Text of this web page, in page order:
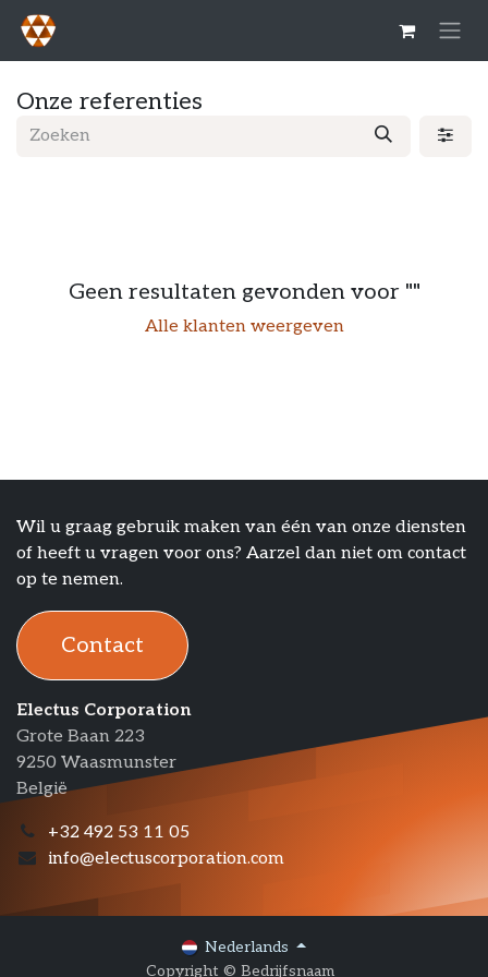
Overslaan naar inhoud
Onze referenties
Geen resultaten gevonden voor ""
Alle klanten weergeven
Wil u graag gebruik maken van één van onze diensten
of heeft u vragen voor ons? Aarzel dan niet om contact
op te nemen.
Contact​​​​​​
Electus Corporation
Grote Baan 223
9250 Waasmunster
België
+32 492 53 11 05
info@electuscorporation.com
Copyright © Bedrijfsnaam
Nederlands